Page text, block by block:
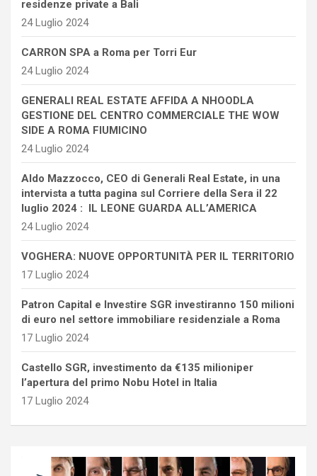
residenze private a Bali
24 Luglio 2024
CARRON SPA a Roma per Torri Eur
24 Luglio 2024
GENERALI REAL ESTATE AFFIDA A NHOODLA
GESTIONE DEL CENTRO COMMERCIALE THE WOW
SIDE A ROMA FIUMICINO
24 Luglio 2024
Aldo Mazzocco, CEO di Generali Real Estate, in una
intervista a tutta pagina sul Corriere della Sera il 22
luglio 2024 : IL LEONE GUARDA ALL’AMERICA
24 Luglio 2024
VOGHERA: NUOVE OPPORTUNITÀ PER IL TERRITORIO
17 Luglio 2024
Patron Capital e Investire SGR investiranno 150 milioni
di euro nel settore immobiliare residenziale a Roma
17 Luglio 2024
Castello SGR, investimento da €135 milioniper
l’apertura del primo Nobu Hotel in Italia
17 Luglio 2024